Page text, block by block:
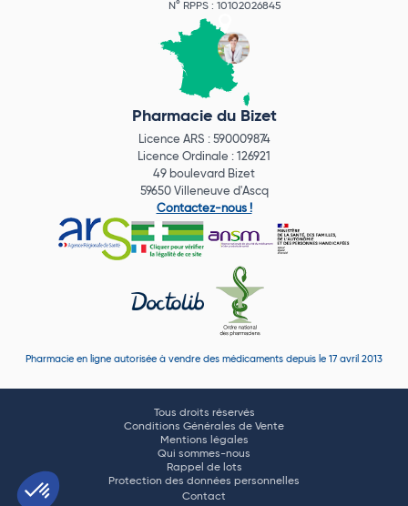
N° RPPS : 10102026845
Pharmacie du Bizet
Licence ARS : 590009874
Licence Ordinale : 126921
49 boulevard Bizet
59650 Villeneuve d'Ascq
Contactez-nous !
Pharmacie en ligne autorisée à vendre des médicaments depuis le 17 avril 2013
Tous droits réservés
Conditions Générales de Vente
Mentions légales
Qui sommes-nous
Rappel de lots
Protection des données personnelles
Contact